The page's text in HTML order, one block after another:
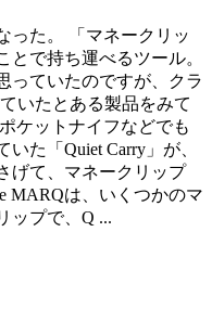
った。 「マネークリッ
で持ち運べるツール。
っていたのですが、クラ
いたとある製品をみて
ケットナイフなどでも
た「Quiet Carry」が、
げて、マネークリップ
MARQは、いくつかのマ
ップで、Q ...